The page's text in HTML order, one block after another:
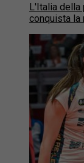
L'Italia della
conquista la